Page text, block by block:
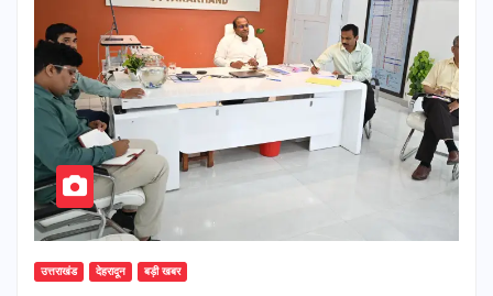
उत्तराखंड देहरादून बड़ी खबर